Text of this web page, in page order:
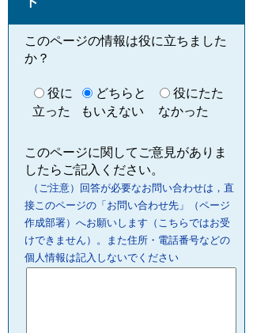
このページの情報は役に立ちました
か？
役に
立った
どちらと
もいえない
役にたた
なかった
このページに関してご意見がありま
したらご記入ください。
（ご注意）回答が必要なお問い合わせは，直
接このページの「お問い合わせ先」（ページ
作成部署）へお願いします（こちらではお受
けできません）。また住所・電話番号などの
個人情報は記入しないでください